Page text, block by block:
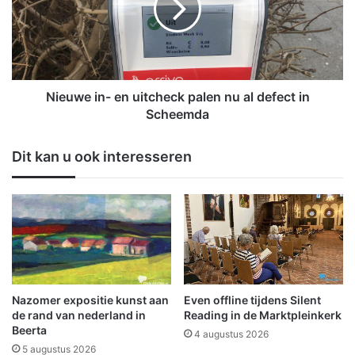
v
a
n
a
g
i
e
t
e
g
e
n
p
o
i
t
w
e
i
n
-
t
c
h
e
c
k
p
a
l
e
n
n
Nieuwe in- en uitcheck palen nu al defect in
Scheemda
Dit kan u ook interesseren
Nazomer expositie kunst aan
de rand van nederland in
Beerta
5 augustus 2026
Even offline tijdens Silent
Reading in de Marktpleinkerk
4 augustus 2026